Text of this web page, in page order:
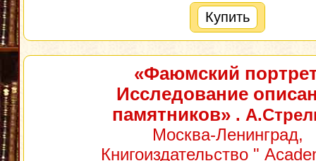
Купить
«Фаюмский
Исследование
памятников» .
Москва-Ленинград,
Книгоиздательство "